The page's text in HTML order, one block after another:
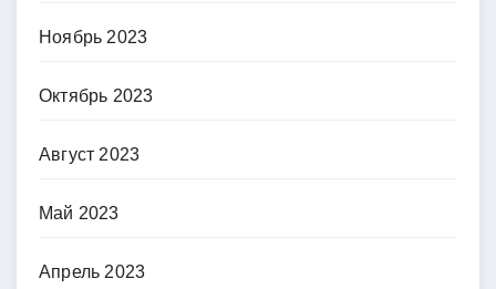
Ноябрь 2023
Октябрь 2023
Август 2023
Май 2023
Апрель 2023